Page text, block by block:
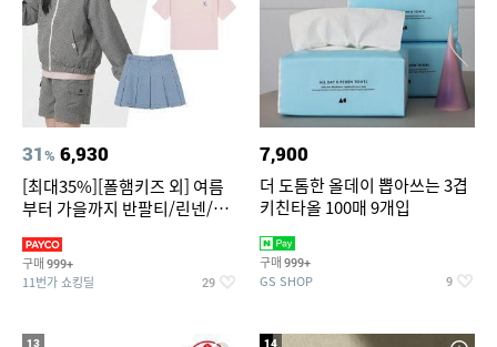
31% 6,930
[최대35%][폴햄키즈 외] 여름
부터 가을까지 반팔티/린넨/맨
구매 999+
11번가 쇼킹딜 29
7,900
더 도톰한 올데이 뽑아쓰는 3겹
키친타올 100매 9개입
구매 999+
GS SHOP 9
13 14